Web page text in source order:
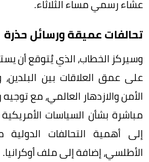
عشاء رسمي مساء الثلاثاء.
تحالفات عميقة ورسائل حذرة
على عمق العلاقات بين
الأمن والازدهار العالمي، مع
مباشرة بشأن السياسات الأمريكية
إلى أهمية التحالفات
الأطلسي، إضافة إلى ملف أوكرانيا.